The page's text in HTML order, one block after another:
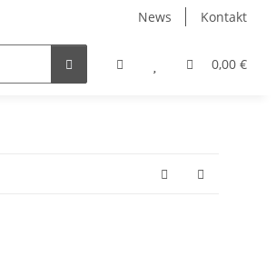
News Kontakt
0,00 €
Sets & Angebote